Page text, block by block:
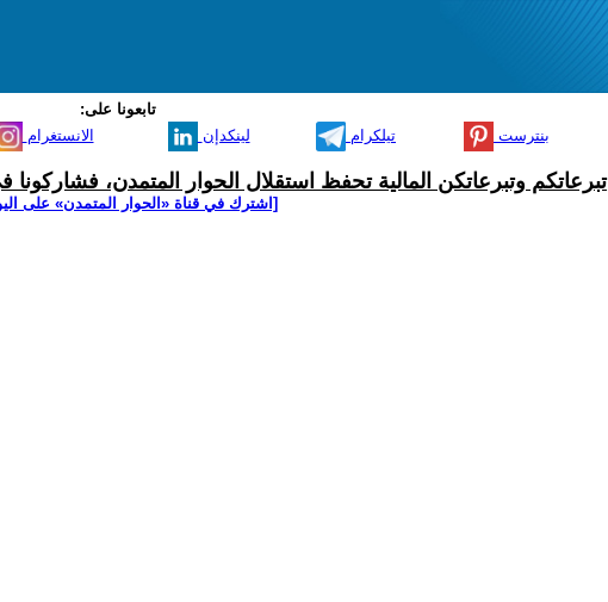
تابعونا على:
الانستغرام لينكدإن تيلكرام بنترست
تبرعاتكم وتبرعاتكن المالية تحفظ استقلال الحوار المتمدن،
[اشترك في قناة ‫«الحوار المتمدن» على